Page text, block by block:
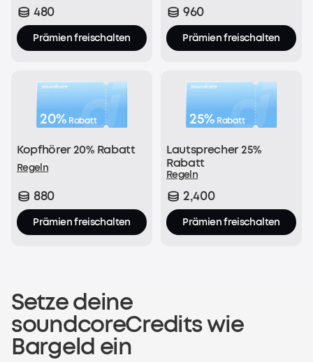
Jetzt registrieren
480
Prämien freischalten
960
Prämien freischalten
20% Rabatt
Kopfhörer 20% Rabatt
Regeln
880
Prämien freischalten
25% Rabatt
Lautsprecher 25%
Rabatt
Regeln
2,400
Prämien freischalten
Setze deine
soundcoreCredits wie
Bargeld ein